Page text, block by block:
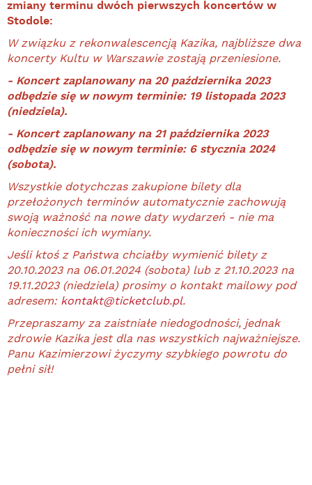
zmiany terminu dwóch pierwszych koncertów w
Stodole:
W związku z rekonwalescencją Kazika, najbliższe dwa
koncerty Kultu w Warszawie zostają przeniesione.
- Koncert zaplanowany na 20 października 2023
odbędzie się w nowym terminie: 19 listopada 2023
(niedziela).
- Koncert zaplanowany na 21 października 2023
odbędzie się w nowym terminie: 6 stycznia 2024
(sobota).
Wszystkie dotychczas zakupione bilety dla
przełożonych terminów automatycznie zachowują
swoją ważność na nowe daty wydarzeń - nie ma
konieczności ich wymiany.
Jeśli ktoś z Państwa chciałby wymienić bilety z
20.10.2023 na 06.01.2024 (sobota) lub z 21.10.2023 na
19.11.2023 (niedziela) prosimy o kontakt mailowy pod
adresem: kontakt@ticketclub.pl.
Przepraszamy za zaistniałe niedogodności, jednak
zdrowie Kazika jest dla nas wszystkich najważniejsze.
Panu Kazimierzowi życzymy szybkiego powrotu do
pełni sił!